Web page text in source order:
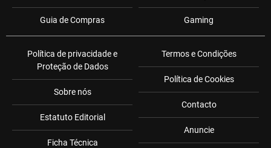
Guia de Compras Gaming
Política de privacidade e
Proteção de Dados
Sobre nós
Estatuto Editorial
Ficha Técnica
Termos e Condições
Política de Cookies
Contacto
Anuncie